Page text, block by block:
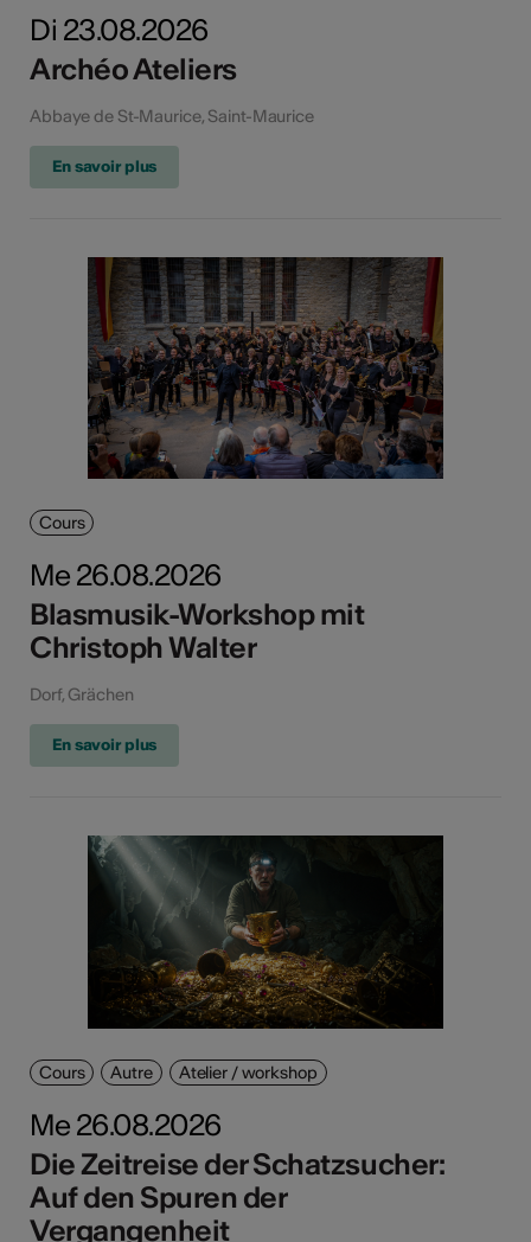
Di 23.08.2026
Archéo Ateliers
Abbaye de St-Maurice, Saint-Maurice
En savoir plus
Cours
Me 26.08.2026
Blasmusik-Workshop mit
Christoph Walter
Dorf, Grächen
En savoir plus
Cours Autre Atelier / workshop
Me 26.08.2026
Die Zeitreise der Schatzsucher:
Auf den Spuren der
Vergangenheit